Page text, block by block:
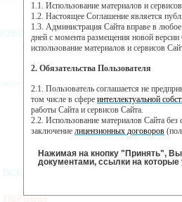
1.1. Использование материалов и
1.2. Настоящее Соглашение является
1.3. Администрация Сайта вправе в
дней с момента размещения новой версии
использование материалов и сервисов
2. Обязательства Пользователя
2.1. Пользователь соглашается не
том числе в сфере интеллектуальной
работы Сайта и сервисов Сайта.
2.2. Использование материалов Сайта без
заключение лицензионных договоров
2.4. Комментарии и иные записи
морали и нравственности.
2.6. Пользователь согласен с тем, что
Нажимая на кнопку "Принять",
документами, ссылки на которые
Собранная при помощи cookie
использовании вами данного
Яндекс будет обрабатывать эту
активности на сайте. Яндекс
https://yandex.ru/support/metrika/
Нажимая на кнопку "Принять",
НОВОСТИ СТАТЬИ
23 мая
24 мая
ПЕРВЫЙ